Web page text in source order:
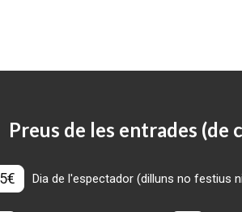
Preus de les entrades (de
5€ Dia de l'espectador (dilluns no festius